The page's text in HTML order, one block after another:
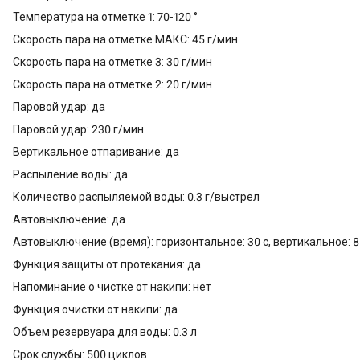
Температура на отметке 1: 70-120 °
Скорость пара на отметке МАКС: 45 г/мин
Скорость пара на отметке 3: 30 г/мин
Скорость пара на отметке 2: 20 г/мин
Паровой удар: да
Паровой удар: 230 г/мин
Вертикальное отпаривание: да
Распыление воды: да
Количество распыляемой воды: 0.3 г/выстрел
Автовыключение: да
Автовыключение (время): горизонтальное: 30 с, вертикальное: 8
Функция защиты от протекания: да
Напоминание о чистке от накипи: нет
Функция очистки от накипи: да
Объем резервуара для воды: 0.3 л
Срок службы: 500 циклов